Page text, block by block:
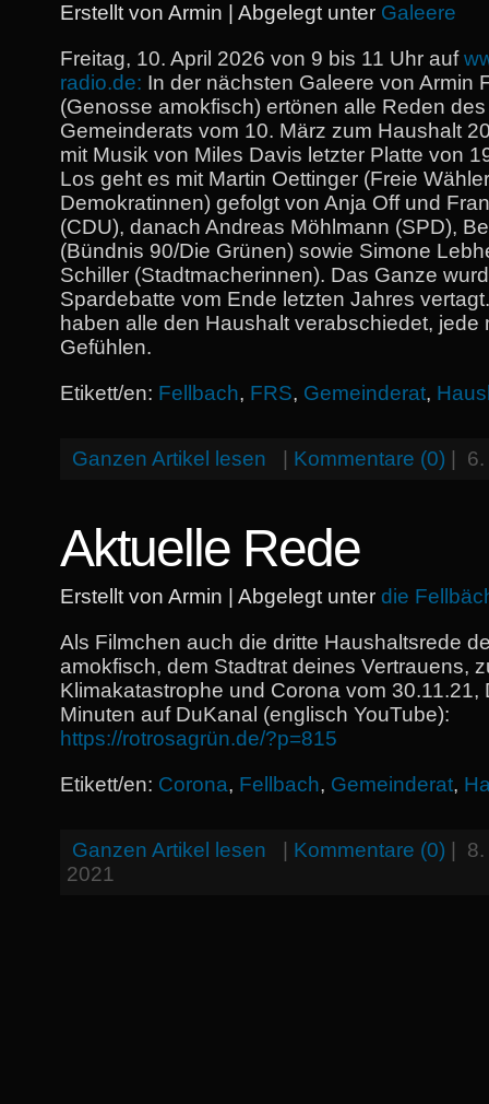
Erstellt von Armin | Abgelegt unter Galeere
Freitag, 10. April 2026 von 9 bis 11 Uhr auf
radio.de: In der nächsten Galeere von Armin
(Genosse amokfisch) ertönen alle Reden
Gemeinderats vom 10. März zum Haushalt
mit Musik von Miles Davis letzter Platte von
Los geht es mit Martin Oettinger (Freie
Demokratinnen) gefolgt von Anja Off und
(CDU), danach Andreas Möhlmann (SPD),
(Bündnis 90/Die Grünen) sowie Simone
Schiller (Stadtmacherinnen). Das Ganze
Spardebatte vom Ende letzten Jahres
haben alle den Haushalt verabschiedet, jede
Gefühlen.
Etikett/en: Fellbach, FRS, Gemeinderat,
Ganzen Artikel lesen Kommentare (0)
Aktuelle Rede
Erstellt von Armin | Abgelegt unter die
Als Filmchen auch die dritte Haushaltsrede
amokfisch, dem Stadtrat deines Vertrauens,
Klimakatastrophe und Corona vom 30.11.21,
Minuten auf DuKanal (englisch YouTube):
https://rotrosagrün.de/?p=815
Etikett/en: Corona, Fellbach, Gemeinderat,
Ganzen Artikel lesen Kommentare (0)
2021